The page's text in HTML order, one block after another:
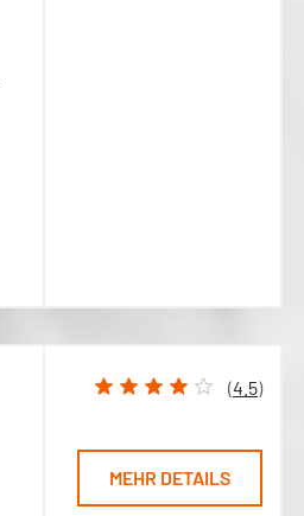
(4.5)
MEHR DETAILS